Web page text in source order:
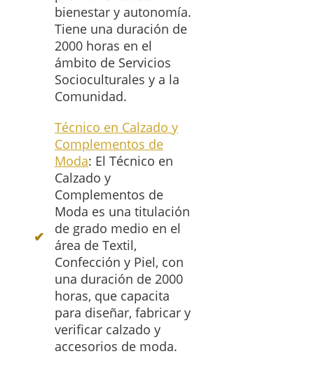
bienestar y autonomía.
Tiene una duración de
2000 horas en el
ámbito de Servicios
Socioculturales y a la
Comunidad.
Técnico en Calzado y
Complementos de
Moda: El Técnico en
Calzado y
Complementos de
Moda es una titulación
de grado medio en el
área de Textil,
Confección y Piel, con
una duración de 2000
horas, que capacita
para diseñar, fabricar y
verificar calzado y
accesorios de moda.